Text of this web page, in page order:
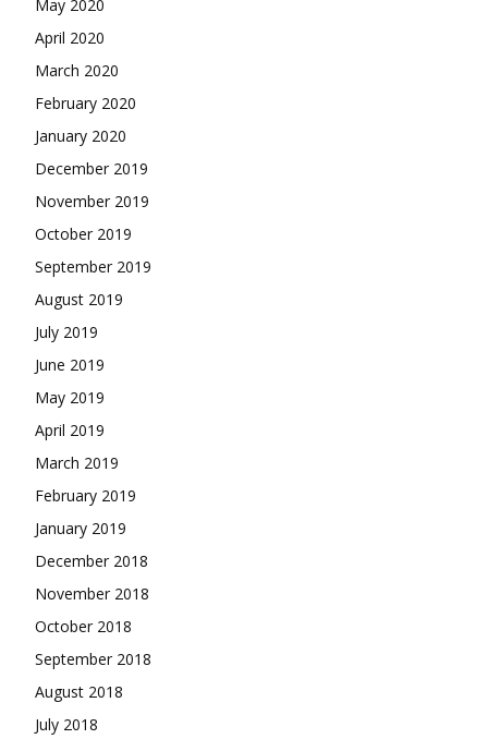
May 2020
April 2020
March 2020
February 2020
January 2020
December 2019
November 2019
October 2019
September 2019
August 2019
July 2019
June 2019
May 2019
April 2019
March 2019
February 2019
January 2019
December 2018
November 2018
October 2018
September 2018
August 2018
July 2018